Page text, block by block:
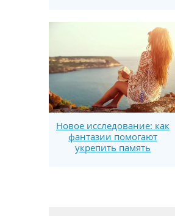
Новое исследование: как
фантазии помогают
укрепить память